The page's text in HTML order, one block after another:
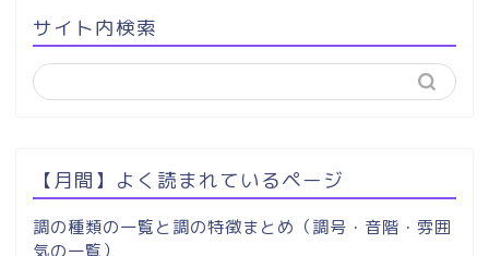
サイト内検索
【月間】よく読まれているページ
調の種類の一覧と調の特徴まとめ（調号・音階・雰囲
気の一覧）